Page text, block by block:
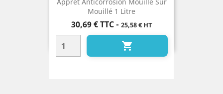
Mouillé 1 Litre
Prix
30,69 € TTC- 25,58 € HT
